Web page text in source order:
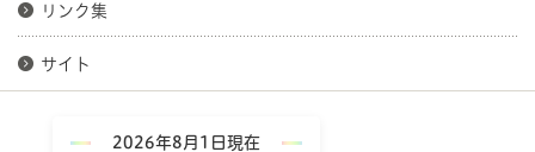
リンク集
サイト
2026年8月1日現在